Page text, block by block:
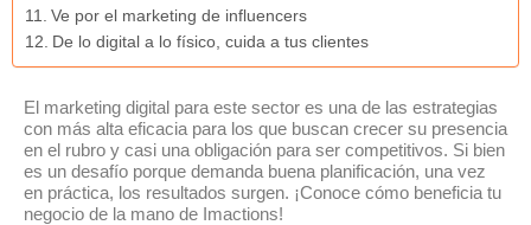
Ve por el marketing de influencers
De lo digital a lo físico, cuida a tus clientes
El marketing digital para este sector es una de las estrategias
con más alta eficacia para los que buscan crecer su presencia
en el rubro y casi una obligación para ser competitivos. Si bien
es un desafío porque demanda buena planificación, una vez
en práctica, los resultados surgen. ¡Conoce cómo beneficia tu
negocio de la mano de Imactions!